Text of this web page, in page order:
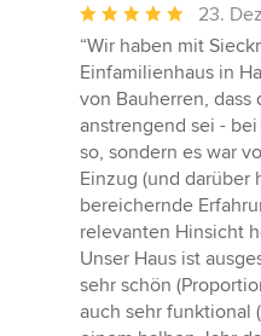
Durchschnittliche
Bewertung:
5
von
5
Sternen
23.
“Wir haben mit
Einfamilienhaus in
von Bauherren, dass
anstrengend sei -
so, sondern es war
Einzug (und darüber
bereichernde
relevanten Hinsicht
Unser Haus ist
sehr schön
auch sehr funktional